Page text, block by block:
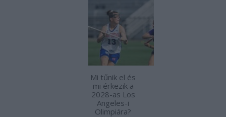
Mi tűnik el és
mi érkezik a
2028-as Los
Angeles-i
Olimpiára?